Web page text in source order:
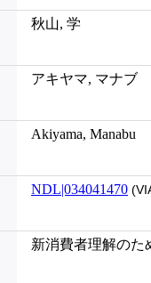
秋山, 学
アキヤマ, マナブ
Akiyama, Manabu
NDL|034041470
新消費者理解のた